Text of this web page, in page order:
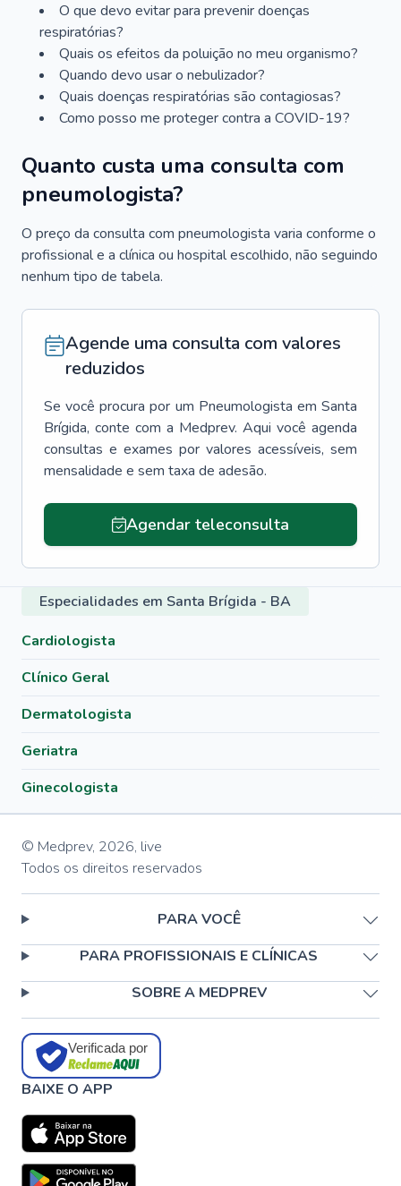
O que devo evitar para prevenir doenças
respiratórias?
Quais os efeitos da poluição no meu organismo?
Quando devo usar o nebulizador?
Quais doenças respiratórias são contagiosas?
Como posso me proteger contra a COVID-19?
Quanto custa uma consulta com
pneumologista?
O preço da consulta com pneumologista varia conforme o
profissional e a clínica ou hospital escolhido, não seguindo
nenhum tipo de tabela.
Agende uma consulta com valores
reduzidos
Se você procura por um Pneumologista em Santa
Brígida, conte com a Medprev. Aqui você agenda
consultas e exames por valores acessíveis, sem
mensalidade e sem taxa de adesão.
Agendar teleconsulta
Especialidades em Santa Brígida - BA
Cardiologista
Clínico Geral
Dermatologista
Geriatra
Ginecologista
© Medprev, 2026, live
Todos os direitos reservados
PARA VOCÊ
PARA PROFISSIONAIS E CLÍNICAS
SOBRE A MEDPREV
Verificada por
BAIXE O APP